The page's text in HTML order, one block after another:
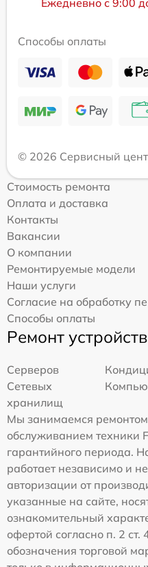
Ежедневно с 9:00
Способы оплаты
© 2026 Сервисный
Стоимость ремонта
Оплата и доставка
Контакты
Вакансии
О компании
Ремонтируемые модели
Наши услуги
Согласие на обработку
Способы оплаты
Ремонт устройств
Серверов
Сетевых
хранилищ
Мы занимаемся
обслуживанием техники
гарантийного периода.
работает независимо и
авторизации от
указанные на сайте,
ознакомительный
офертой согласно п. 2
обозначения торговой